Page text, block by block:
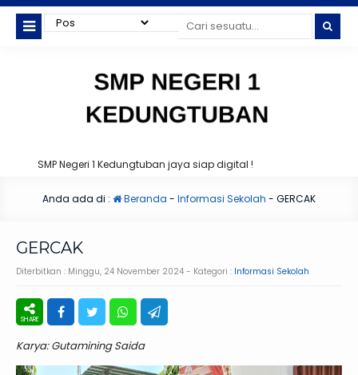
SMP Negeri 1 Kedungtuban jaya siap digital !
Anda ada di : Beranda - Informasi Sekolah - GERCAK
GERCAK
Diterbitkan : Minggu, 24 November 2024 - Kategori : Informasi Sekolah
Karya: Gutamining Saida